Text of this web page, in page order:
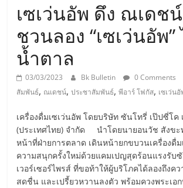
เซเว่นอัพ ดึง ณเดช
ชวนลอง “เซเว่นอัพ”
น้ำตาล
03/03/2023 Bk Bulletin 0 Comments
สัมพันธ์, ณเดชน์,ประชาสัมพันธ์,พีอาร์ โฟกัส, เซเว่นอั
เครื่องดื่มเซเว่นอัพ โดยบริษัท ซันโทรี่ เป๊ปซี่โค
(ประเทศไทย) จำกัด นำโดยนายอนวัช สังขะ
หน้าที่ฝ่ายการตลาด เดินหน้ายกขบวนเครื่องดื่ม
ความสนุกครั้งใหม่ด้วยแคมเปญสุดร้อนแรงรับซั
เวอร์เซอร์ไพรส์ ที่ขอท้าให้ผู้บริโภคได้ลองถึงค
สดชื่น และเปรี้ยวหวานลงตัว พร้อมควงพระเอ